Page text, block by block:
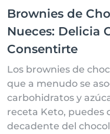
Brownies de
Nueces: Delicia
Consentirte
Los brownies de
que a menudo se
carbohidratos y
receta Keto, puedes
decadente del